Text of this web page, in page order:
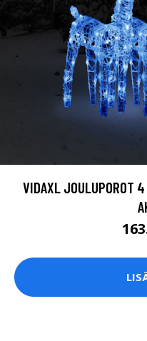
VIDAXL JOULUPOROT